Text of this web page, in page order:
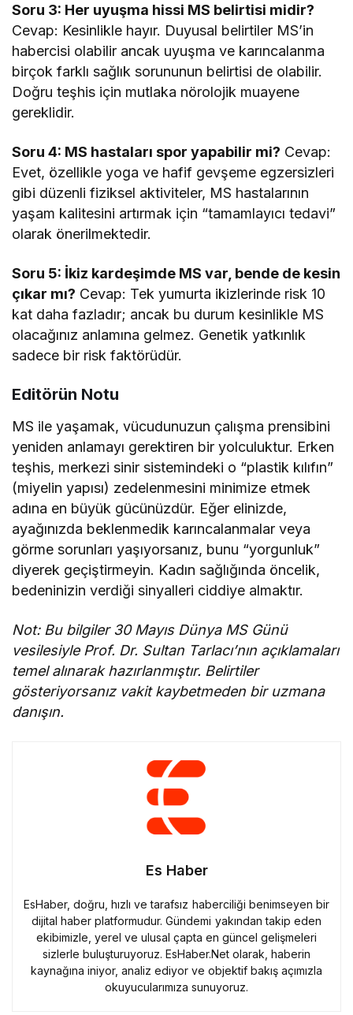
Soru 3: Her uyuşma hissi MS belirtisi midir?
Cevap: Kesinlikle hayır. Duyusal belirtiler MS’in
habercisi olabilir ancak uyuşma ve karıncalanma
birçok farklı sağlık sorununun belirtisi de olabilir.
Doğru teşhis için mutlaka nörolojik muayene
gereklidir.
Soru 4: MS hastaları spor yapabilir mi? Cevap:
Evet, özellikle yoga ve hafif gevşeme egzersizleri
gibi düzenli fiziksel aktiviteler, MS hastalarının
yaşam kalitesini artırmak için “tamamlayıcı tedavi”
olarak önerilmektedir.
Soru 5: İkiz kardeşimde MS var, bende de kesin
çıkar mı? Cevap: Tek yumurta ikizlerinde risk 10
kat daha fazladır; ancak bu durum kesinlikle MS
olacağınız anlamına gelmez. Genetik yatkınlık
sadece bir risk faktörüdür.
Editörün Notu
MS ile yaşamak, vücudunuzun çalışma prensibini
yeniden anlamayı gerektiren bir yolculuktur. Erken
teşhis, merkezi sinir sistemindeki o “plastik kılıfın”
(miyelin yapısı) zedelenmesini minimize etmek
adına en büyük gücünüzdür. Eğer elinizde,
ayağınızda beklenmedik karıncalanmalar veya
görme sorunları yaşıyorsanız, bunu “yorgunluk”
diyerek geçiştirmeyin. Kadın sağlığında öncelik,
bedeninizin verdiği sinyalleri ciddiye almaktır.
Not: Bu bilgiler 30 Mayıs Dünya MS Günü
vesilesiyle Prof. Dr. Sultan Tarlacı’nın açıklamaları
temel alınarak hazırlanmıştır. Belirtiler
gösteriyorsanız vakit kaybetmeden bir uzmana
danışın.
Es Haber
EsHaber, doğru, hızlı ve tarafsız haberciliği benimseyen bir
dijital haber platformudur. Gündemi yakından takip eden
ekibimizle, yerel ve ulusal çapta en güncel gelişmeleri
sizlerle buluşturuyoruz. EsHaber.Net olarak, haberin
kaynağına iniyor, analiz ediyor ve objektif bakış açımızla
okuyucularımıza sunuyoruz.